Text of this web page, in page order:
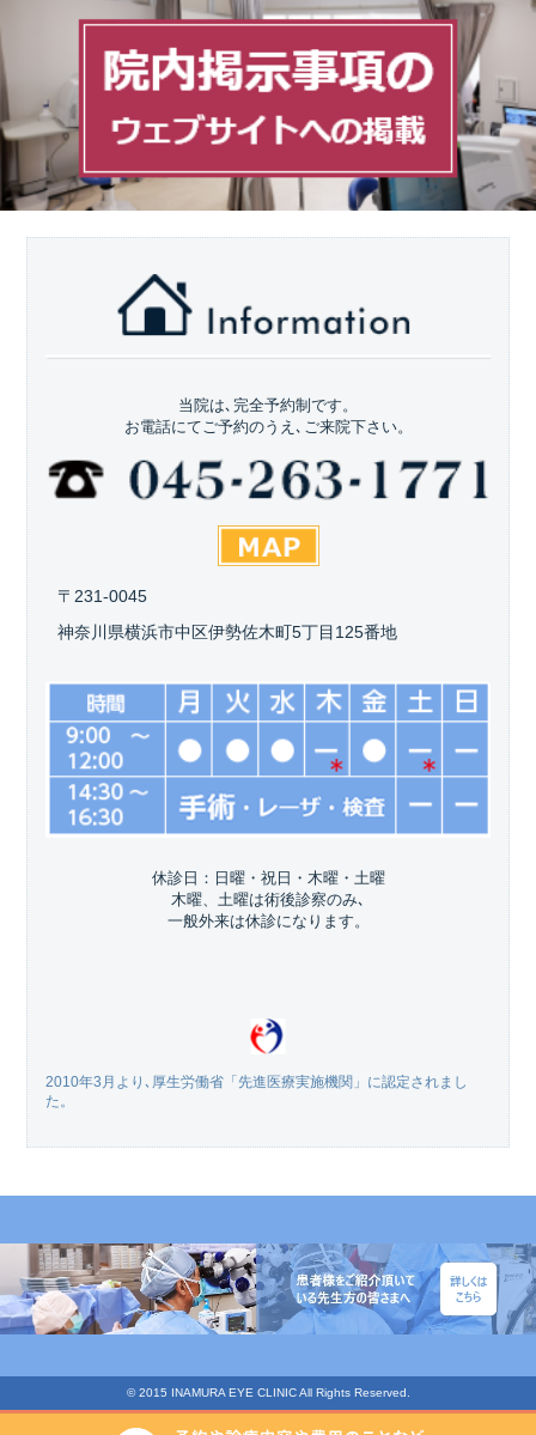
当院は､完全予約制です。
お電話にてご予約のうえ､ご来院下さい。
〒231-0045
神奈川県横浜市中区伊勢佐木町5丁目125番地
休診日：日曜・祝日・木曜・土曜
木曜、土曜は術後診察のみ､
一般外来は休診になります。
2010年3月より､厚生労働省「先進医療実施機関」に認定されまし
た。
© 2015 INAMURA EYE CLINIC All Rights Reserved.